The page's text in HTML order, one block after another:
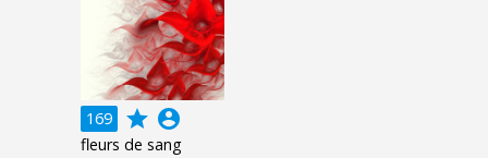
169 grade account_circle
fleurs de sang